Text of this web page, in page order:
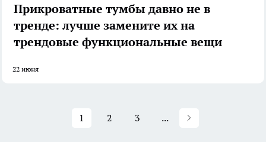
Прикроватные тумбы давно не в
тренде: лучше замените их на
трендовые функциональные вещи
22 июня
1 2 3 ...